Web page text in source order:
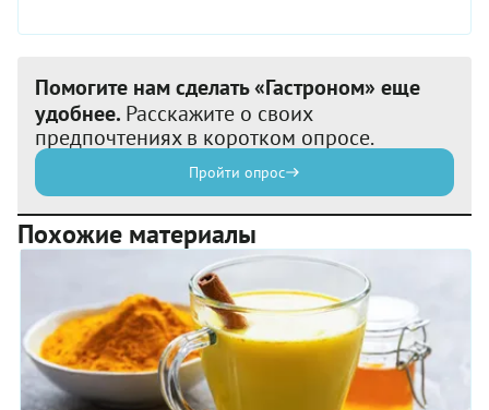
Помогите нам сделать «Гастроном» еще
удобнее. Расскажите о своих
предпочтениях в коротком опросе.
Пройти опрос
Похожие материалы